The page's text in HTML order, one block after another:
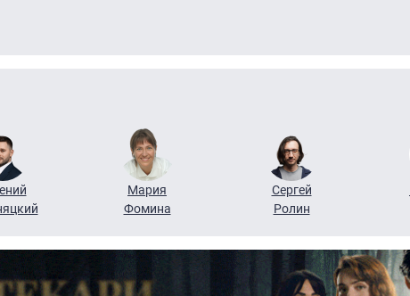
Мария
Фомина
Сергей
Ролин